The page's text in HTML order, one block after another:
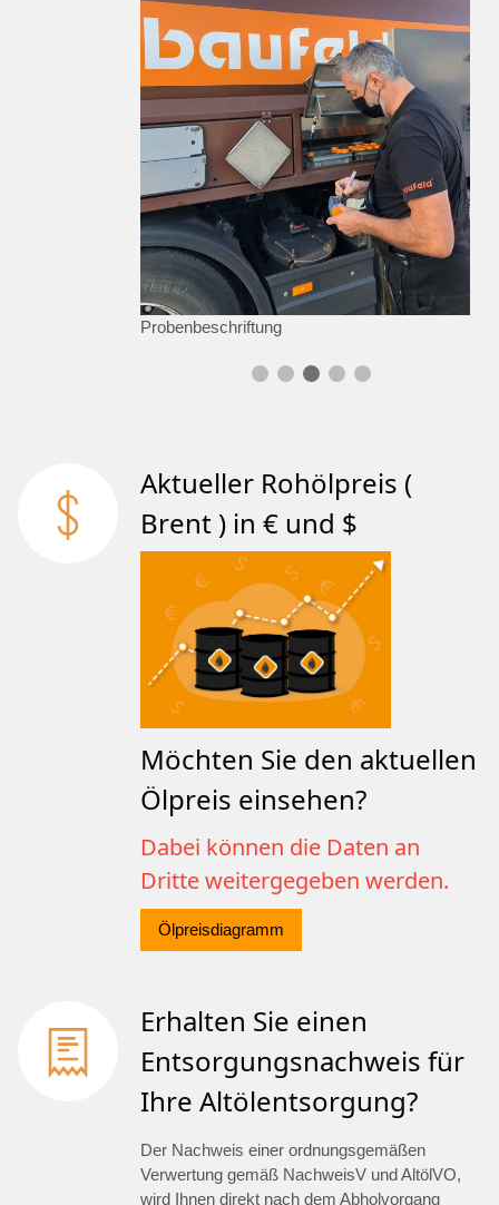
Probenbeschriftung
Aktueller Rohölpreis (
Brent ) in € und $
Möchten Sie den aktuellen
Ölpreis einsehen?
Dabei können die Daten an
Dritte weitergegeben werden.
Ölpreisdiagramm
Erhalten Sie einen
Entsorgungsnachweis für
Ihre Altölentsorgung?
Der Nachweis einer ordnungsgemäßen
Verwertung gemäß NachweisV und AltölVO,
wird Ihnen direkt nach dem Abholvorgang